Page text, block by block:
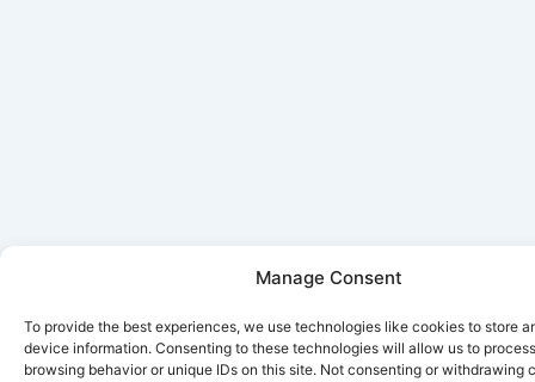
Manage Consent
To provide the best experiences, we use technologies like cookies to store
device information. Consenting to these technologies will allow us to
browsing behavior or unique IDs on this site. Not consenting or withdrawing